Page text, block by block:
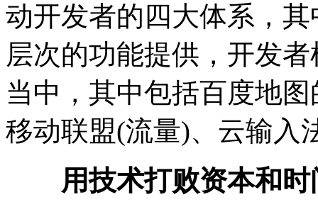
动开发者的四大体系，
层次的功能提供，开发
当中，其中包括百度地
移动联盟(流量)、云输入
用技术打败资本和